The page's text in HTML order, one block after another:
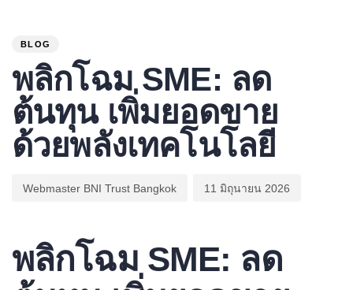
BLOG
พลิกโฉม SME: ลด
ต้นทุน เพิ่มยอดขาย
ด้วยพลังเทคโนโลยี
Webmaster BNI Trust Bangkok 11 มิถุนายน 2026
พลิกโฉม SME: ลด